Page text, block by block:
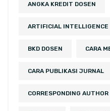
ANGKA KREDIT DOSEN
ARTIFICIAL INTELLIGENCE
BKD DOSEN CARA
CARA PUBLIKASI JURNAL
CORRESPONDING AUTHOR